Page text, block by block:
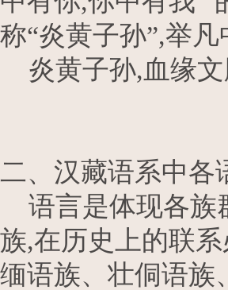
称“炎黄子孙”,举
炎黄子孙,血缘文
二、汉藏语系中各
语言是体现各族
族,在历史上的联
缅语族、壮侗语族